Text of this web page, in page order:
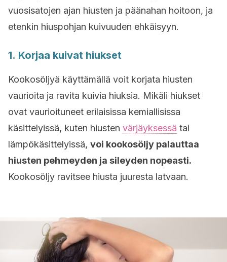
vuosisatojen ajan hiusten ja päänahan hoitoon, ja
etenkin hiuspohjan kuivuuden ehkäisyyn.
1. Korjaa kuivat hiukset
Kookosöljyä käyttämällä voit korjata hiusten
vaurioita ja ravita kuivia hiuksia. Mikäli hiukset
ovat vaurioituneet erilaisissa kemiallisissa
käsittelyissä, kuten hiusten värjäyksessä tai
lämpökäsittelyissä, voi kookosöljy palauttaa
hiusten pehmeyden ja sileyden nopeasti.
Kookosöljy ravitsee hiusta juuresta latvaan.